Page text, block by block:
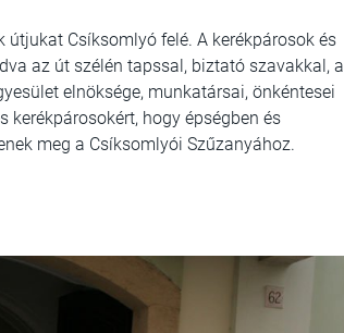
Csíksomlyó felé. A kerékpárosok és
az út szélén tapssal, biztató szavakkal, a
elnöksége, munkatársai, önkéntesei
hogy épségben és
meg a Csíksomlyói Szűzanyához.